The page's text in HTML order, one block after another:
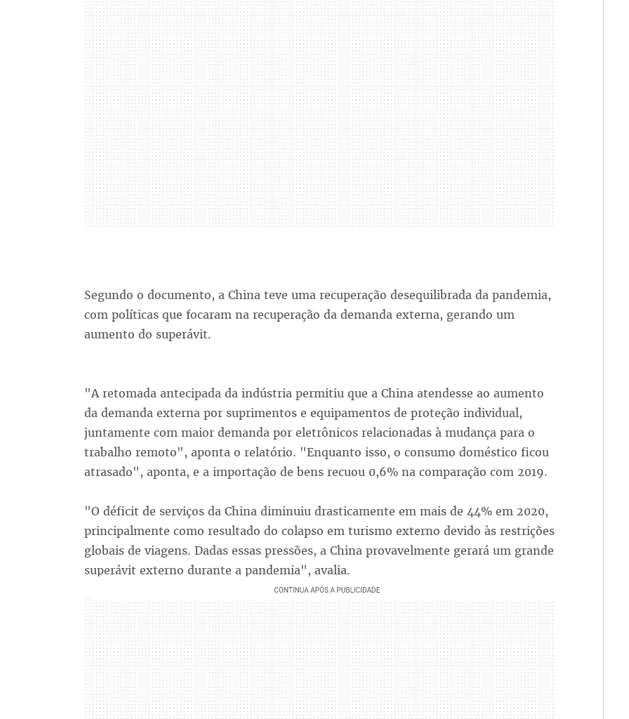
Segundo o documento, a China teve uma recuperação desequilibrada da pandemia,
com políticas que focaram na recuperação da demanda externa, gerando um
aumento do superávit.
"A retomada antecipada da indústria permitiu que a China atendesse ao aumento
da demanda externa por suprimentos e equipamentos de proteção individual,
juntamente com maior demanda por eletrônicos relacionadas à mudança para o
trabalho remoto", aponta o relatório. "Enquanto isso, o consumo doméstico ficou
atrasado", aponta, e a importação de bens recuou 0,6% na comparação com 2019.
"O déficit de serviços da China diminuiu drasticamente em mais de 44% em 2020,
principalmente como resultado do colapso em turismo externo devido às restrições
globais de viagens. Dadas essas pressões, a China provavelmente gerará um grande
superávit externo durante a pandemia", avalia.